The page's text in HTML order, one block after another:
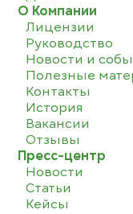
О Компании
Лицензии
Руководство
Новости и
Полезные
Контакты
История
Вакансии
Отзывы
Пресс-центр
Новости
Статьи
Кейсы